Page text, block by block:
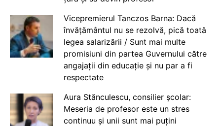
Vicepremierul Tanczos Barna: Dacă
învățământul nu se rezolvă, pică toată
legea salarizării / Sunt mai multe
promisiuni din partea Guvernului către
angajații din educație și nu par a fi
respectate
Aura Stănculescu, consilier școlar:
Meseria de profesor este un stres
continuu și unii sunt mai puțini